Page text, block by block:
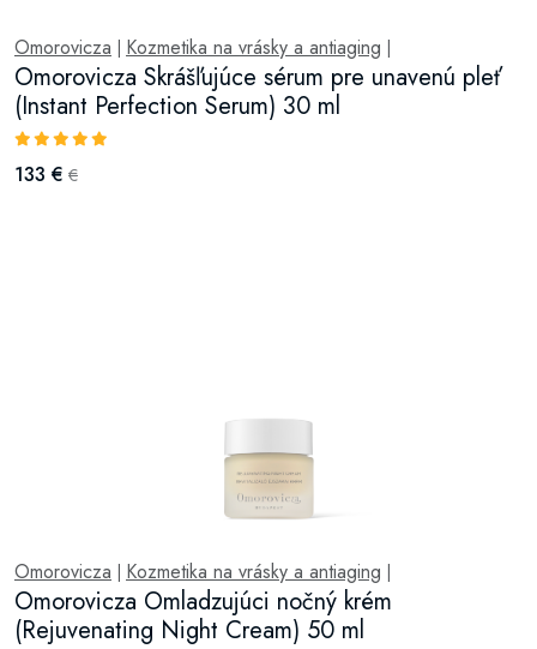
Omorovicza Kozmetika na vrásky a antiaging
Omorovicza Skrášľujúce sérum pre unavenú pleť
(Instant Perfection Serum) 30 ml
133 € €
Omorovicza Kozmetika na vrásky a antiaging
Omorovicza Omladzujúci nočný krém
(Rejuvenating Night Cream) 50 ml